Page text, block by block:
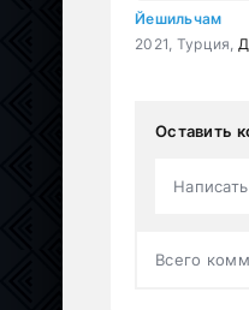
Йешильчам
2021, Турция, Драма
Оставить
Всего